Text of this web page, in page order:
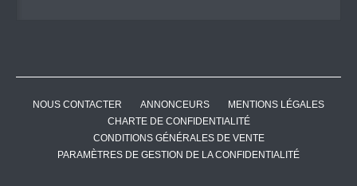
NOUS CONTACTER ANNONCEURS
MENTIONS LÉGALES
CHARTE DE CONFIDENTIALITÉ
CONDITIONS GÉNÉRALES DE VENTE
PARAMÈTRES DE GESTION DE LA CONFIDENTIALITÉ